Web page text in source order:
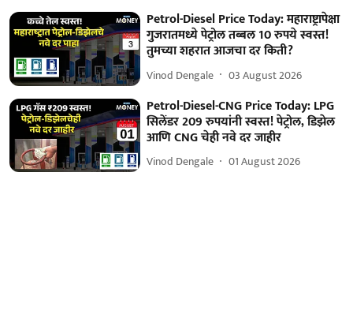
Petrol-Diesel Price Today: महाराष्ट्रापेक्षा
गुजरातमध्ये पेट्रोल तब्बल 10 रुपये स्वस्त!
तुमच्या शहरात आजचा दर किती?
Vinod Dengale 03 August 2026
Petrol-Diesel-CNG Price Today: LPG
सिलेंडर 209 रुपयांनी स्वस्त! पेट्रोल, डिझेल
आणि CNG चेही नवे दर जाहीर
Vinod Dengale 01 August 2026